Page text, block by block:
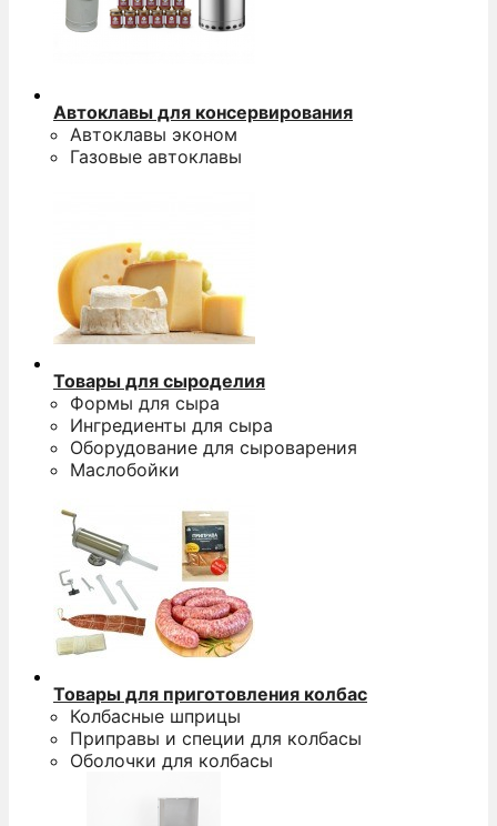
Автоклавы для консервирования
Автоклавы эконом
Газовые автоклавы
Товары для сыроделия
Формы для сыра
Ингредиенты для сыра
Оборудование для сыроварения
Маслобойки
Товары для приготовления колбас
Колбасные шприцы
Приправы и специи для колбасы
Оболочки для колбасы